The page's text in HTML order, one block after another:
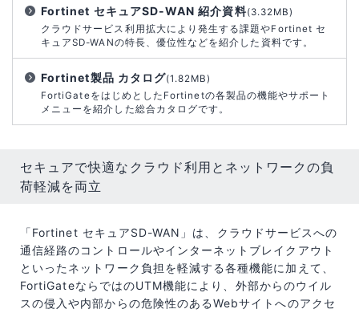
Fortinet セキュアSD-WAN 紹介資料(3.32MB)
クラウドサービス利用拡大により発生する課題やFortinet セ
キュアSD-WANの特長、優位性などを紹介した資料です。
Fortinet製品 カタログ(1.82MB)
FortiGateをはじめとしたFortinetの各製品の機能やサポート
メニューを紹介した総合カタログです。
セキュアで快適なクラウド利用とネットワークの負
荷軽減を両立
「Fortinet セキュアSD-WAN」は、クラウドサービスへの
通信経路のコントロールやインターネットブレイクアウト
といったネットワーク負担を軽減する各種機能に加えて、
FortiGateならではのUTM機能により、外部からのウイル
スの侵入や内部からの危険性のあるWebサイトへのアクセ